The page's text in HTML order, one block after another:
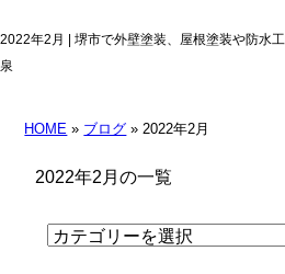
2022年2月 | 堺市で外壁塗装、屋根塗装や防水
泉
HOME » ブログ » 2022年2月
2022年2月の一覧